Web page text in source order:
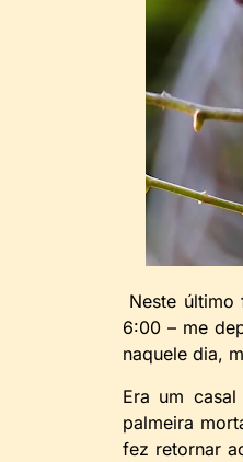
Neste último
6:00 – me
naquele dia,
Era um
palmeira
fez retornar